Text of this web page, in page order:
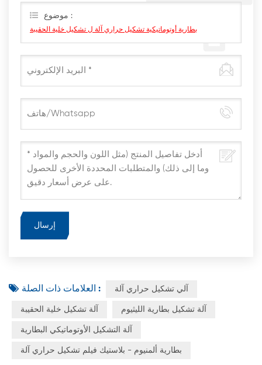
موضوع :
بطارية أوتوماتيكية تشكيل حراري آلة ل تشكيل خلية الحقيبة
العلامات ذات الصلة : آلي تشكيل حراري آلة
آلة تشكيل خلية الحقيبة آلة تشكيل بطارية الليثيوم
آلة التشكيل الأوتوماتيكي البطارية
بطارية ألمنيوم - بلاستيك فيلم تشكيل حراري آلة